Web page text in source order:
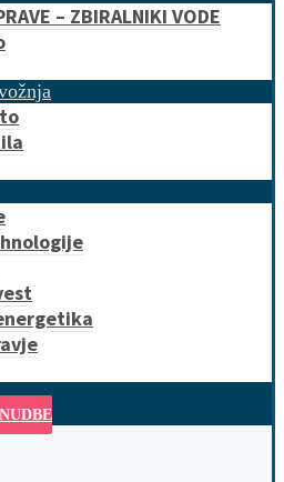
– ZBIRALNIKI VODE